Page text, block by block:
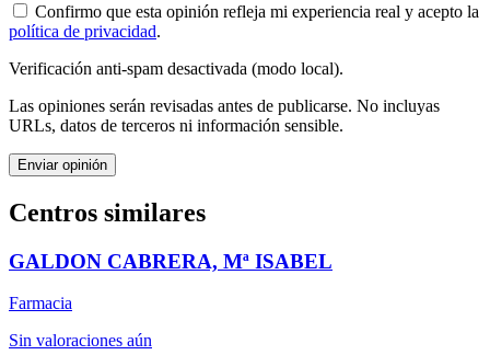
Confirmo que esta opinión refleja mi experiencia real y acepto la
política de privacidad.
Verificación anti-spam desactivada (modo local).
Las opiniones serán revisadas antes de publicarse. No incluyas
URLs, datos de terceros ni información sensible.
Enviar opinión
Centros similares
GALDON CABRERA, Mª ISABEL
Farmacia
Sin valoraciones aún